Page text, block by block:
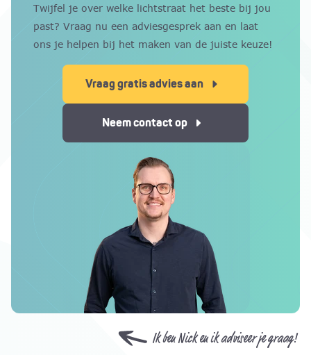
Ik ben Nick en ik adviseer je graag!
Twijfel je over welke lichtstraat het beste bij jou
past? Vraag nu een adviesgesprek aan en laat
ons je helpen bij het maken van de juiste keuze!
Vraag gratis advies aan
Neem contact op